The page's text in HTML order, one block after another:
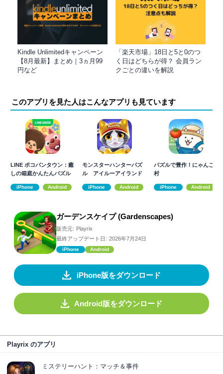
Kindle Unlimitedキャンペーン
【8月最新】まとめ｜3ヵ月99
円など
「楽天市場」18日と5と0のつ
く日はどちらが得？ 会員ラン
クごとの違いを解説
このアプリを見た人はこんなアプリも見ています
LINE ポコパンタウン：癒
しの箱庭かんたんパズル
iPhone Android
モンスターハンターパズ
ル アイルーアイランド
iPhone Android
パズルで豊作！にゃんこ
村
iPhone Android
ガーデンスケイプ (Gardenscapes)
販売元: Playrix
最終アップデート日: 2026年7月24日
iPhone Android
iPhone版をダウンロード
Android版をダウンロード
Playrix のアプリ
ミステリーハント：マッチ＆事件